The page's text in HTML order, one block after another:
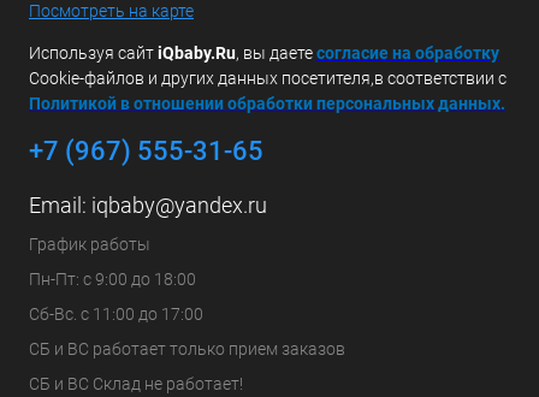
Посмотреть на карте
Используя сайтiQbaby.Ru, вы даетесогласие на обработку
Cookie-файлов и других данных посетителя,в соответствии с
Политикой в отношении обработки персональных данных.
+7 (967) 555-31-65
Email: iqbaby@yandex.ru
График работы
Пн-Пт: с 9:00 до 18:00
Сб-Вс. с 11:00 до 17:00
СБ и ВС работает только прием заказов
СБ и ВС Склад не работает!